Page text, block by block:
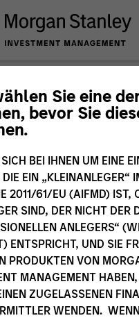
Sie eine
bevor Sie
BEI IHNEN UM EINE
DIE EIN „KLEINANLEGER“
2011/61/EU (AIFMD) IST,
SIND, DER NICHT DER
ANLEGERS“
ENTSPRICHT, UND SIE
PRODUKTEN VON
MANAGEMENT HABEN,
ZUGELASSENEN
WENDEN.
Stanley
des Fondsvehikels
ist ein